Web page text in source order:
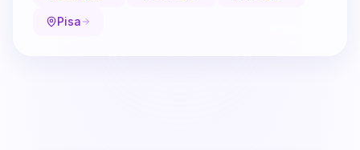
Pisa